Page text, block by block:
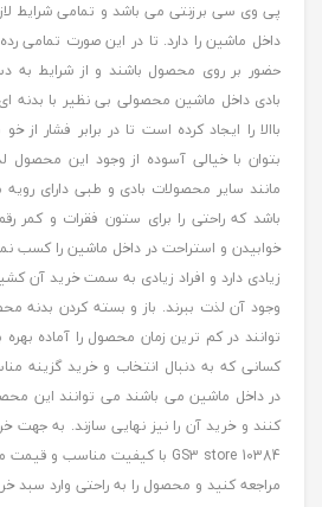
پی وی سی برزنتی می باشد و تمامی شرایط
داخل ماشین را دارد. تا در این صورت تمامی
حضور بر روی محصول باشند و از شرایط
بادی داخل ماشین محصولی بی نظیر با
باالا را ایجاد کرده است تا در برابر فشار
بتوان با خیالی آسوده از وجود این
مانند سایر محصولات بادی و طبی دارای
باشد که راحتی را برای ستون فقرات و کمر
خوابیدن و استراحت در داخل ماشین را کسب
زیادی دارد و افراد زیادی به سمت خرید آن
وجود آن لذت ببرند. باز و بسته کردن بدنه
توانند در کم ترین زمان محصول را آماده بهره
کسانی که به دنبال انتخاب و خرید گزینه
در داخل ماشین می باشند می توانند این
کنند و خرید آن را نیز نهایی سازند. به
GS3 store 10384 با کیفیت مناسب و قیمت مناسب به
مراجعه کنید و محصول را به راحتی وارد سبد